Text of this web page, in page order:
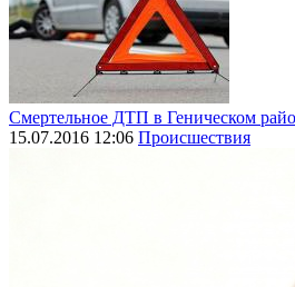
Смертельное ДТП в Геническом
15.07.2016 12:06 Происшествия